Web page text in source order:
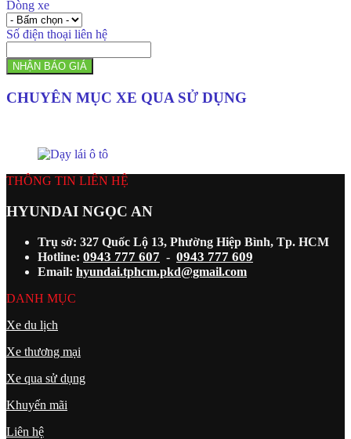
Dòng xe
Số điện thoại liên hệ
NHẬN BÁO GIÁ
CHUYÊN MỤC XE QUA SỬ DỤNG
THÔNG TIN LIÊN HỆ
HYUNDAI NGỌC AN
Trụ sở: 327 Quốc Lộ 13, Phường Hiệp Bình, Tp. HCM
Hotline: 0943 777 607 - 0943 777 609
Email: hyundai.tphcm.pkd@gmail.com
DANH MỤC
Xe du lịch
Xe thương mại
Xe qua sử dụng
Khuyến mãi
Liên hệ